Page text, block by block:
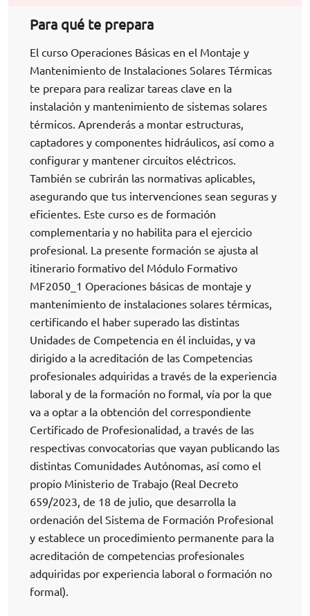
Para qué te prepara
El curso Operaciones Básicas en el Montaje y
Mantenimiento de Instalaciones Solares Térmicas
te prepara para realizar tareas clave en la
instalación y mantenimiento de sistemas solares
térmicos. Aprenderás a montar estructuras,
captadores y componentes hidráulicos, así como a
configurar y mantener circuitos eléctricos.
También se cubrirán las normativas aplicables,
asegurando que tus intervenciones sean seguras y
eficientes. Este curso es de formación
complementaria y no habilita para el ejercicio
profesional. La presente formación se ajusta al
itinerario formativo del Módulo Formativo
MF2050_1 Operaciones básicas de montaje y
mantenimiento de instalaciones solares térmicas,
certificando el haber superado las distintas
Unidades de Competencia en él incluidas, y va
dirigido a la acreditación de las Competencias
profesionales adquiridas a través de la experiencia
laboral y de la formación no formal, vía por la que
va a optar a la obtención del correspondiente
Certificado de Profesionalidad, a través de las
respectivas convocatorias que vayan publicando las
distintas Comunidades Autónomas, así como el
propio Ministerio de Trabajo (Real Decreto
659/2023, de 18 de julio, que desarrolla la
ordenación del Sistema de Formación Profesional
y establece un procedimiento permanente para la
acreditación de competencias profesionales
adquiridas por experiencia laboral o formación no
formal).